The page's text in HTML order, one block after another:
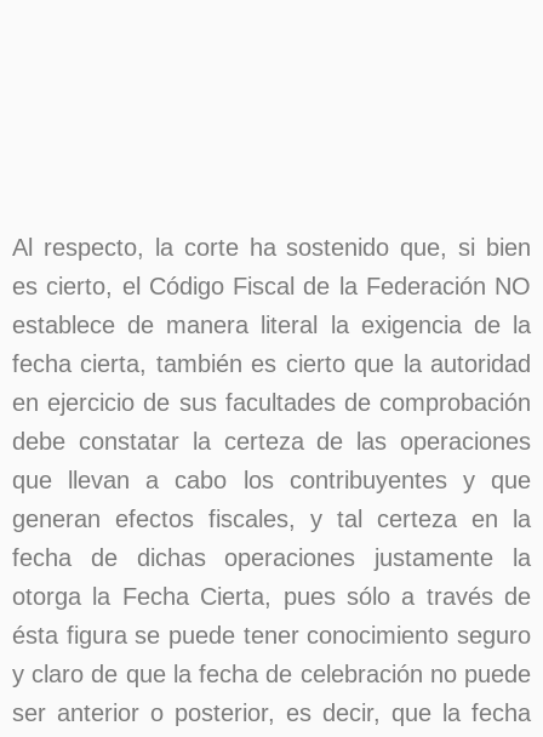
Al respecto, la corte ha sostenido que, si bien
es cierto, el Código Fiscal de la Federación NO
establece de manera literal la exigencia de la
fecha cierta, también es cierto que la autoridad
en ejercicio de sus facultades de comprobación
debe constatar la certeza de las operaciones
que llevan a cabo los contribuyentes y que
generan efectos fiscales, y tal certeza en la
fecha de dichas operaciones justamente la
otorga la Fecha Cierta, pues sólo a través de
ésta figura se puede tener conocimiento seguro
y claro de que la fecha de celebración no puede
ser anterior o posterior, es decir, que la fecha